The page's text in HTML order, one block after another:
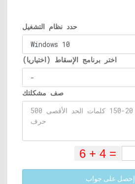
حدد نظام التشغيل
اختر برنامج الإسقاط (اختياريا)
صف مشكلتك
إحصل على جواب